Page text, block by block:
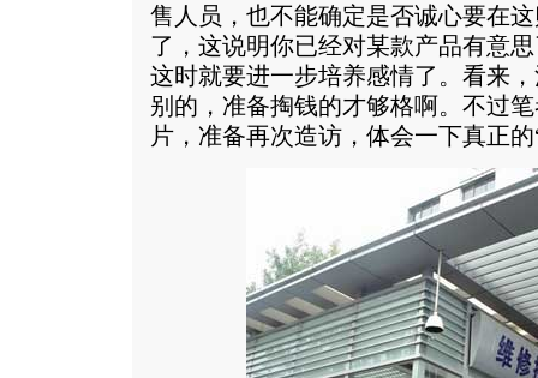
售人员，也不能确定是否诚心要在
了，这说明你已经对某款产品有意
这时就要进一步培养感情了。看来
别的，准备掏钱的才够格啊。不过
片，准备再次造访，体会一下真正